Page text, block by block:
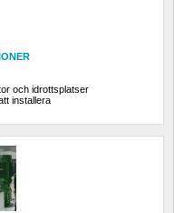
och idrottsplatser
installera